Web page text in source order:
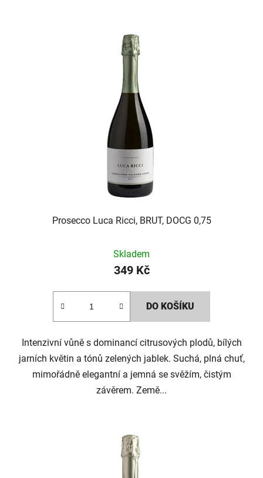
Prosecco Luca Ricci, BRUT, DOCG 0,75
Skladem
349 Kč
DO KOŠÍKU
Intenzivní vůně s dominancí citrusových plodů, bílých
jarních květin a tónů zelených jablek. Suchá, plná chuť,
mimořádně elegantní a jemná se svěžím, čistým
závěrem. Země...